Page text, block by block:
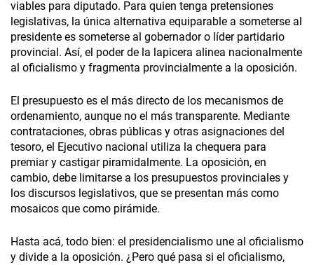
viables para diputado. Para quien tenga pretensiones
legislativas, la única alternativa equiparable a someterse al
presidente es someterse al gobernador o líder partidario
provincial. Así, el poder de la lapicera alinea nacionalmente
al oficialismo y fragmenta provincialmente a la oposición.
El presupuesto es el más directo de los mecanismos de
ordenamiento, aunque no el más transparente. Mediante
contrataciones, obras públicas y otras asignaciones del
tesoro, el Ejecutivo nacional utiliza la chequera para
premiar y castigar piramidalmente. La oposición, en
cambio, debe limitarse a los presupuestos provinciales y
los discursos legislativos, que se presentan más como
mosaicos que como pirámide.
Hasta acá, todo bien: el presidencialismo une al oficialismo
y divide a la oposición. ¿Pero qué pasa si el oficialismo,